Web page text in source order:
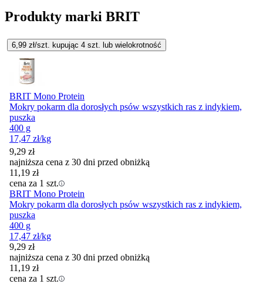
Produkty marki BRIT
6,99 zł/szt. kupując 4 szt. lub wielokrotność
BRIT Mono Protein
Mokry pokarm dla dorosłych psów wszystkich ras z indykiem,
puszka
400 g
17,47 zł/kg
9,29 zł
najniższa cena z 30 dni przed obniżką
11,19 zł
cena za 1 szt.
BRIT Mono Protein
Mokry pokarm dla dorosłych psów wszystkich ras z indykiem,
puszka
400 g
17,47 zł/kg
9,29 zł
najniższa cena z 30 dni przed obniżką
11,19 zł
cena za 1 szt.